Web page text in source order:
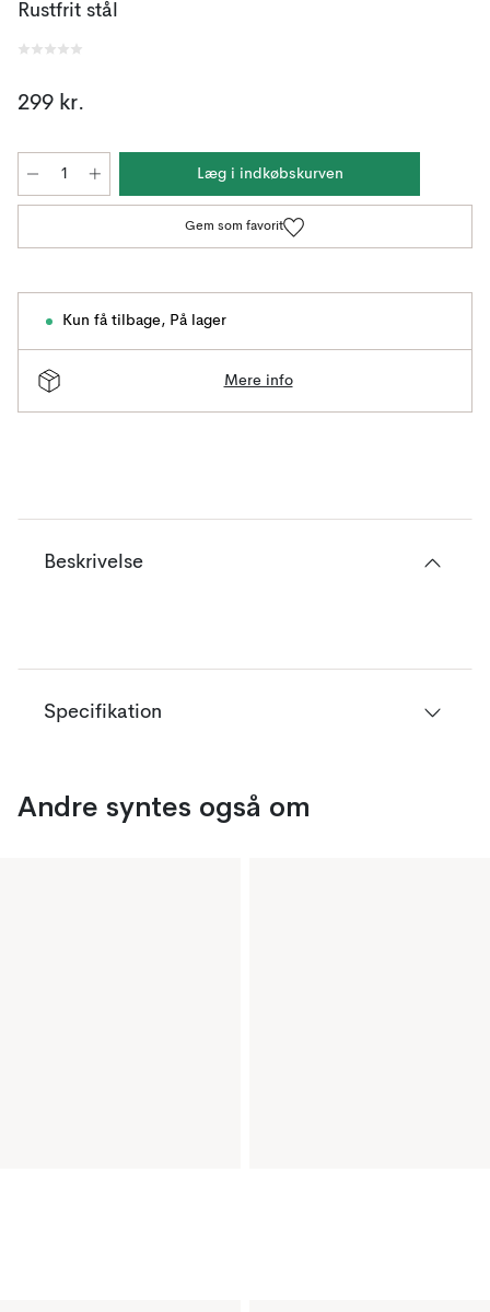
Rustfrit stål
299 kr.
Læg i indkøbskurven
Gem som favorit
Kun få tilbage, På lager
Mere info
Beskrivelse
Specifikation
Andre syntes også om